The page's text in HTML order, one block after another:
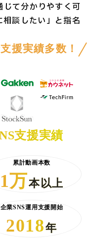
じて分かりやすく可
談したい」と指名
援実績多数！
支援実績
累計動画本数
1万本以上
企業SNS運用支援開始
2018年